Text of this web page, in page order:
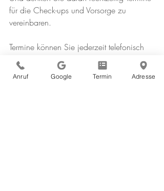
für die Check-ups und Vorsorge zu
vereinbaren.
Termine können Sie jederzeit telefonisch
oder direkt auf unserer Webseite
vereinbaren.
Anruf Google Termin Adresse